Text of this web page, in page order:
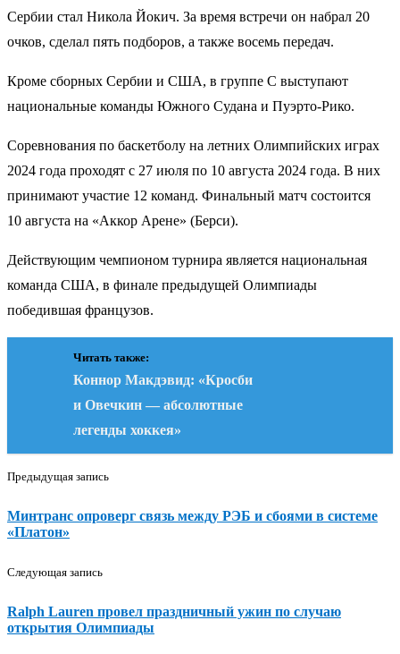
Сербии стал Никола Йокич. За время встречи он набрал 20
очков, сделал пять подборов, а также восемь передач.
Кроме сборных Сербии и США, в группе С выступают
национальные команды Южного Судана и Пуэрто-Рико.
Соревнования по баскетболу на летних Олимпийских играх
2024 года проходят с 27 июля по 10 августа 2024 года. В них
принимают участие 12 команд. Финальный матч состоится
10 августа на «Аккор Арене» (Берси).
Действующим чемпионом турнира является национальная
команда США, в финале предыдущей Олимпиады
победившая французов.
Читать также:
Коннор Макдэвид: «Кросби
и Овечкин — абсолютные
легенды хоккея»
Предыдущая запись
Минтранс опроверг связь между РЭБ и сбоями в системе
«Платон»
Следующая запись
Ralph Lauren провел праздничный ужин по случаю
открытия Олимпиады